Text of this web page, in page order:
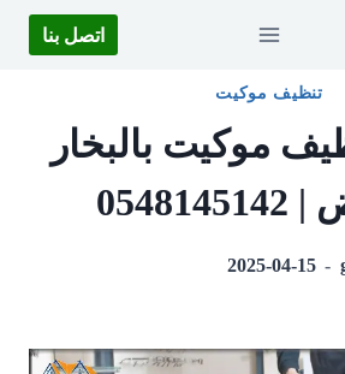
اتصل بنا
تنظيف موكيت
موكيت بالبخار
2025-04-15